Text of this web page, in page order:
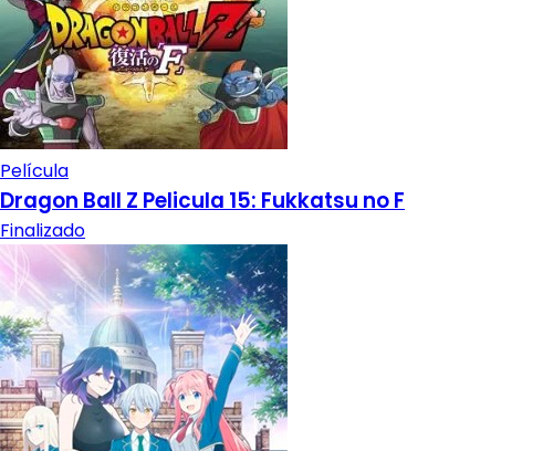
Película
Dragon Ball Z Pelicula 15: Fukkatsu no F
Finalizado